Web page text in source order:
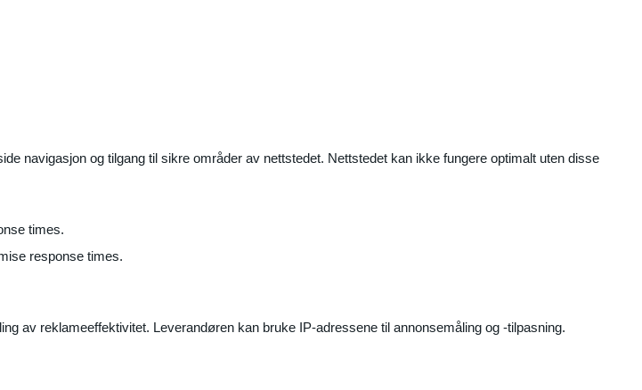
navigasjon og tilgang til sikre områder av nettstedet. Nettstedet kan ikke fungere optimalt uten disse
times.
response times.
av reklameeffektivitet. Leverandøren kan bruke IP-adressene til annonsemåling og -tilpasning.